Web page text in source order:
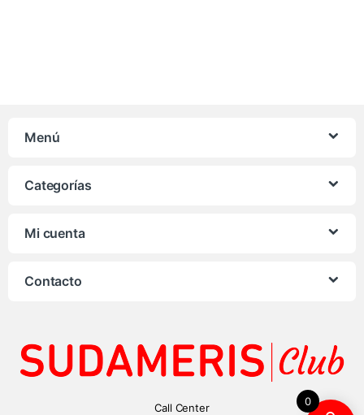
Menú
Categorías
Mi cuenta
Contacto
Call Center 0